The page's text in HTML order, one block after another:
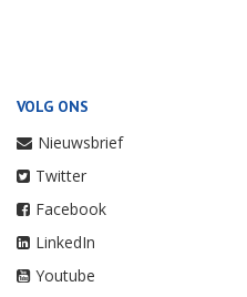
VOLG ONS
Nieuwsbrief
Twitter
Facebook
LinkedIn
Youtube